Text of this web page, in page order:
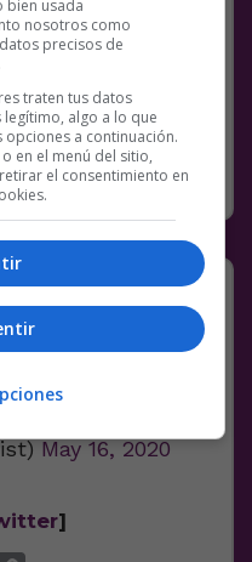
Copy
Link
13 COMENTARIOS
volvamos a
gobierno nos
May 16, 2020
]
bien usada
nosotros como
precisos de
traten tus datos
algo a lo que
a continuación.
en el menú del sitio,
el consentimiento en